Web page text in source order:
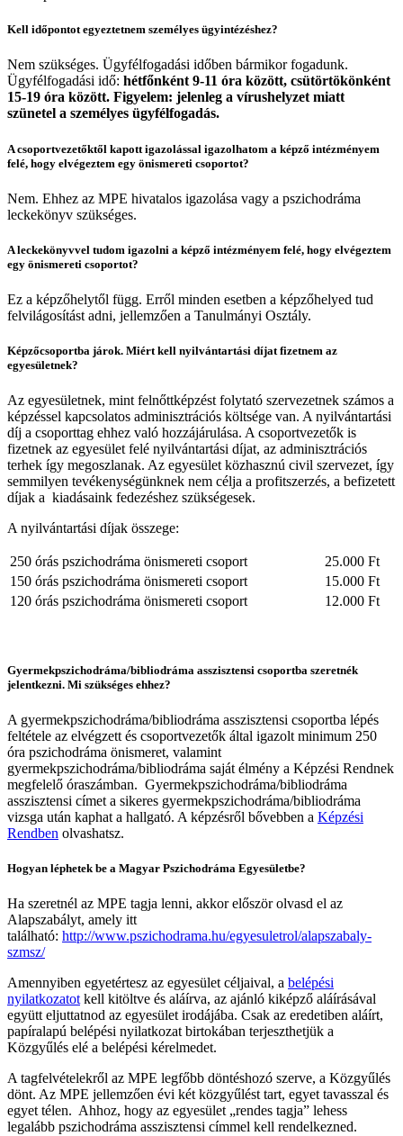
Kell időpontot egyeztetnem személyes ügyintézéshez?
Nem szükséges. Ügyfélfogadási időben bármikor fogadunk.
Ügyfélfogadási idő: hétfőnként 9-11 óra között, csütörtökönként
15-19 óra között. Figyelem: jelenleg a vírushelyzet miatt
szünetel a személyes ügyfélfogadás.
A csoportvezetőktől kapott igazolással igazolhatom a képző intézményem
felé, hogy elvégeztem egy önismereti csoportot?
Nem. Ehhez az MPE hivatalos igazolása vagy a pszichodráma
leckekönyv szükséges.
A leckekönyvvel tudom igazolni a képző intézményem felé, hogy elvégeztem
egy önismereti csoportot?
Ez a képzőhelytől függ. Erről minden esetben a képzőhelyed tud
felvilágosítást adni, jellemzően a Tanulmányi Osztály.
Képzőcsoportba járok. Miért kell nyilvántartási díjat fizetnem az
egyesületnek?
Az egyesületnek, mint felnőttképzést folytató szervezetnek számos a
képzéssel kapcsolatos adminisztrációs költsége van. A nyilvántartási
díj a csoporttag ehhez való hozzájárulása. A csoportvezetők is
fizetnek az egyesület felé nyilvántartási díjat, az adminisztrációs
terhek így megoszlanak. Az egyesület közhasznú civil szervezet, így
semmilyen tevékenységünknek nem célja a profitszerzés, a befizetett
díjak a kiadásaink fedezéshez szükségesek.
A nyilvántartási díjak összege:
250 órás pszichodráma önismereti csoport
25.000 Ft
150 órás pszichodráma önismereti csoport
15.000 Ft
120 órás pszichodráma önismereti csoport
12.000 Ft
Gyermekpszichodráma/bibliodráma asszisztensi csoportba szeretnék
jelentkezni. Mi szükséges ehhez?
A gyermekpszichodráma/bibliodráma asszisztensi csoportba lépés
feltétele az elvégzett és csoportvezetők által igazolt minimum 250
óra pszichodráma önismeret, valamint
gyermekpszichodráma/bibliodráma saját élmény a Képzési Rendnek
megfelelő óraszámban. Gyermekpszichodráma/bibliodráma
asszisztensi címet a sikeres gyermekpszichodráma/bibliodráma
vizsga után kaphat a hallgató. A képzésről bővebben a Képzési
Rendben olvashatsz.
Hogyan léphetek be a Magyar Pszichodráma Egyesületbe?
Ha szeretnél az MPE tagja lenni, akkor először olvasd el az
Alapszabályt, amely itt
található: http://www.pszichodrama.hu/egyesuletrol/alapszabaly-
szmsz/
Amennyiben egyetértesz az egyesület céljaival, a belépési
nyilatkozatot kell kitöltve és aláírva, az ajánló kiképző aláírásával
együtt eljuttatnod az egyesület irodájába. Csak az eredetiben aláírt,
papíralapú belépési nyilatkozat birtokában terjeszthetjük a
Közgyűlés elé a belépési kérelmedet.
A tagfelvételekről az MPE legfőbb döntéshozó szerve, a Közgyűlés
dönt. Az MPE jellemzően évi két közgyűlést tart, egyet tavasszal és
egyet télen. Ahhoz, hogy az egyesület „rendes tagja” lehess
legalább pszichodráma asszisztensi címmel kell rendelkezned.